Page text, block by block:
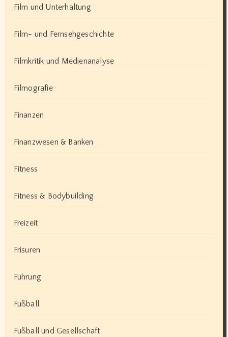
Film und Unterhaltung
Film- und Fernsehgeschichte
Filmkritik und Medienanalyse
Filmografie
Finanzen
Finanzwesen & Banken
Fitness
Fitness & Bodybuilding
Freizeit
Frisuren
Führung
Fußball
Fußball und Gesellschaft